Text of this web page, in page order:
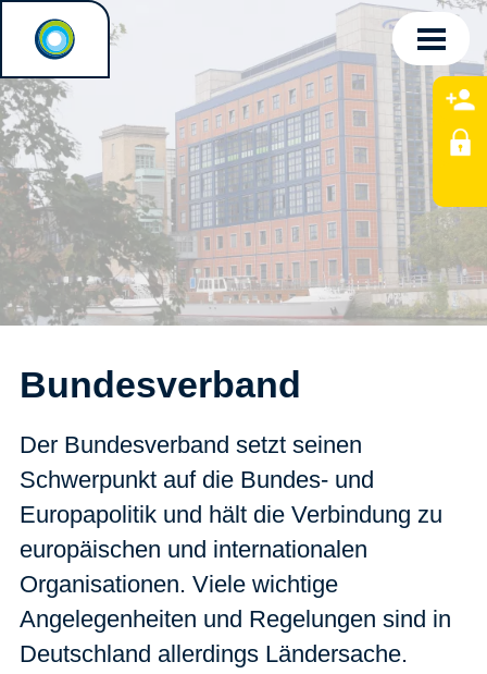
Bundesverband
Der Bundesverband setzt seinen
Schwerpunkt auf die Bundes- und
Europapolitik und hält die Verbindung zu
europäischen und internationalen
Organisationen. Viele wichtige
Angelegenheiten und Regelungen sind in
Deutschland allerdings Ländersache.